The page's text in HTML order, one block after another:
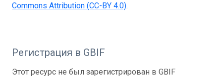
Commons Attribution (CC-BY 4.0).
Регистрация в GBIF
Этот ресурс не был зарегистрирован в GBIF